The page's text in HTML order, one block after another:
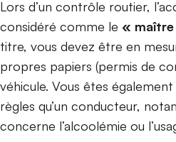
Lors d’un contrôle routier,
considéré comme le « maître
titre, vous devez être en
propres papiers (permis de
véhicule. Vous êtes
règles qu’un conducteur,
concerne l’alcoolémie ou